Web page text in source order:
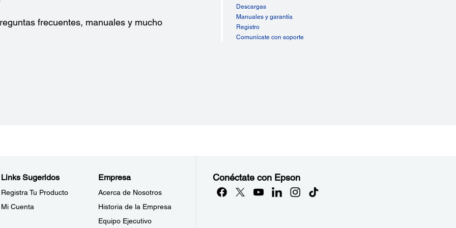
83mm)
Operating systems Bluetooth: iOS, Android and Windows
Epson ePOS Print Technology: Supports ePOS-Print service
for direct printing from mobile devices or web-based
applications
100 – 240 VCA
Frecuencia Nominal:
frecuentes, manuales y mucho
Descargas
Manuales y garantía
Registro
Comunícate con soporte
Links Sugeridos
Registra Tu Producto
Mi Cuenta
Empresa
Acerca de Nosotros
Historia de la Empresa
Equipo Ejecutivo
Conéctate con Epson